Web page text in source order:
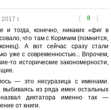
[ 8 ]
г.
и тогда, конечно, никаких «фиг в
что там с Кормчим (помнится,
А вот сейчас сразу стали
уже с современностью... Впрочем,
то исторические закономерности,
— это несуразица с именами.
из ряда имен остальных
диктатора именно так —
от книги.